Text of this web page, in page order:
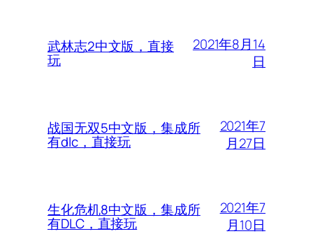
武林志2中文版，直接
玩
2021年8月14
日
战国无双5中文版，集成所
有dlc，直接玩
2021年7
月27日
生化危机8中文版，集成所
有DLC，直接玩
2021年7
月10日